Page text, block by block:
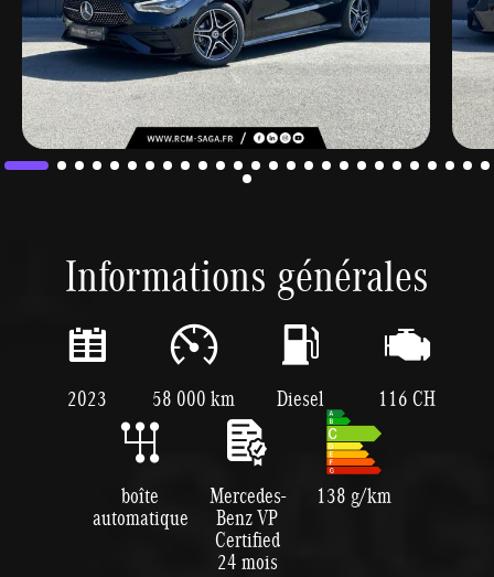
Informations générales
2023 58 000 km Diesel 116 CH
boîte
automatique
Mercedes-
Benz VP
Certified
24 mois
138 g/km